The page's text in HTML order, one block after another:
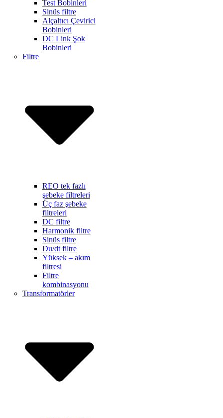
Test Bobinleri
Sinüs filtre
Alçaltıcı Çevirici
Bobinleri
DC Link Şok
Bobinleri
Filtre
REO tek fazlı
şebeke filtreleri
Üç faz şebeke
filtreleri
DC filtre
Harmonik filtre
Sinüs filtre
Du/dt filtre
Yüksek – akım
filtresi
Filtre
kombinasyonu
Transformatörler